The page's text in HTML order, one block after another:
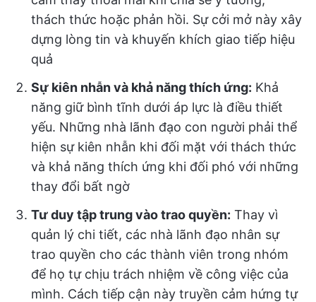
thách thức hoặc phản hồi. Sự cởi mở này xây
dựng lòng tin và khuyến khích giao tiếp hiệu
quả
Sự kiên nhẫn và khả năng thích ứng: Khả
năng giữ bình tĩnh dưới áp lực là điều thiết
yếu. Những nhà lãnh đạo con người phải thể
hiện sự kiên nhẫn khi đối mặt với thách thức
và khả năng thích ứng khi đối phó với những
thay đổi bất ngờ
Tư duy tập trung vào trao quyền: Thay vì
quản lý chi tiết, các nhà lãnh đạo nhân sự
trao quyền cho các thành viên trong nhóm
để họ tự chịu trách nhiệm về công việc của
mình. Cách tiếp cận này truyền cảm hứng tự